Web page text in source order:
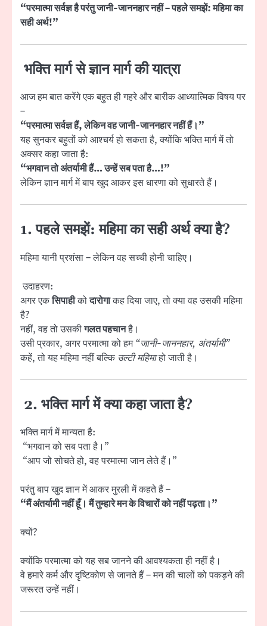
“परमात्मा सर्वज्ञ है परंतु जानी-जाननहार नहीं – पहले समझें: महिमा का
सही अर्थ!”
भक्ति मार्ग से ज्ञान मार्ग की यात्रा
आज हम बात करेंगे एक बहुत ही गहरे और बारीक आध्यात्मिक विषय पर
–
“परमात्मा सर्वज्ञ हैं, लेकिन वह जानी-जाननहार नहीं हैं।”
यह सुनकर बहुतों को आश्चर्य हो सकता है, क्योंकि भक्ति मार्ग में तो
अक्सर कहा जाता है:
“भगवान तो अंतर्यामी हैं… उन्हें सब पता है…!”
लेकिन ज्ञान मार्ग में बाप खुद आकर इस धारणा को सुधारते हैं।
1.पहले समझें: महिमा का सही अर्थ क्या है?
महिमा यानी प्रशंसा – लेकिन वह सच्ची होनी चाहिए।
उदाहरण:
अगर एकसिपाहीकोदारोगाकह दिया जाए, तो क्या वह उसकी महिमा
है?
नहीं, वह तो उसकीगलत पहचानहै।
उसी प्रकार, अगर परमात्मा को हम“जानी-जाननहार, अंतर्यामी”
कहें, तो यह महिमा नहीं बल्कि उल्टी महिमाहो जाती है।
2. भक्ति मार्ग में क्या कहा जाता है?
भक्ति मार्ग में मान्यता है:
“भगवान को सब पता है।”
“आप जो सोचते हो, वह परमात्मा जान लेते हैं।”
परंतु बाप खुद ज्ञान में आकर मुरली में कहते हैं –
“मैं अंतर्यामी नहीं हूँ। मैं तुम्हारे मन के विचारों को नहीं पढ़ता।”
क्यों?
क्योंकि परमात्मा को यह सब जानने की आवश्यकता ही नहीं है।
वे हमारे कर्म और दृष्टिकोण से जानते हैं – मन की चालों को पकड़ने की
जरूरत उन्हें नहीं।